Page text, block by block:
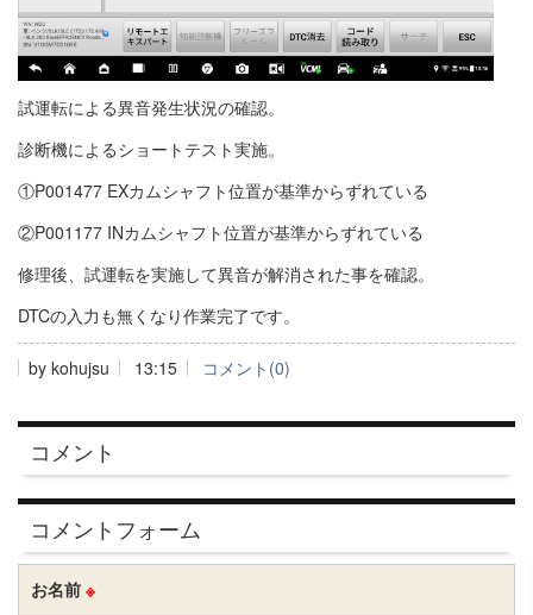
試運転による異音発生状況の確認。
診断機によるショートテスト実施。
①P001477 EXカムシャフト位置が基準からずれている
②P001177 INカムシャフト位置が基準からずれている
修理後、試運転を実施して異音が解消された事を確認。
DTCの入力も無くなり作業完了です。
by kohujsu 13:15 コメント(0)
コメント
コメントフォーム
お名前 ※